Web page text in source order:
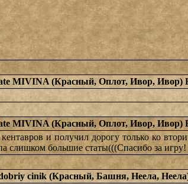
MIVINA (Красный, Оплот, Ивор, Ивор)
MIVINA (Красный, Оплот, Ивор, Ивор)
и получил дорогу только ко
слишком большие статы(((Спасибо за игру!
cinik (Красный, Башня, Неела, Неела)